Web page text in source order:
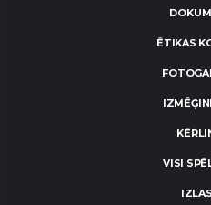
ĒTIKAS
VISI